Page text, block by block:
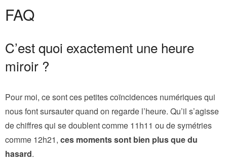
FAQ
C’est quoi exactement une heure
miroir ?
Pour moi, ce sont ces petites coïncidences numériques qui
nous font sursauter quand on regarde l’heure. Qu’il s’agisse
de chiffres qui se doublent comme 11h11 ou de symétries
comme 12h21, ces moments sont bien plus que du
hasard.